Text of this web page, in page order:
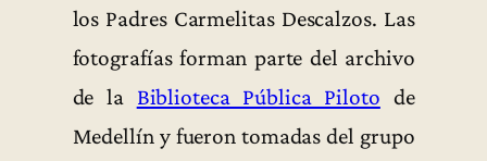
los Padres Carmelitas Descalzos. Las
fotografías forman parte del archivo
de la Biblioteca Pública Piloto de
Medellín y fueron tomadas del grupo